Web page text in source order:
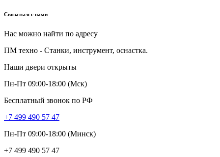
Связаться с нами
Нас можно найти по адресу
ПМ техно - Станки, инструмент, оснастка.
Наши двери открыты
Пн-Пт 09:00-18:00 (Мск)
Бесплатный звонок по РФ
+7 499 490 57 47
Пн-Пт 09:00-18:00 (Минск)
+7 499 490 57 47